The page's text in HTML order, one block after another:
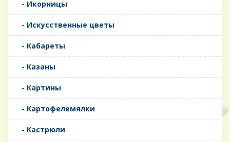
- Икорницы
- Искусственные цветы
- Кабареты
- Казаны
- Картины
- Картофелемялки
- Кастрюли